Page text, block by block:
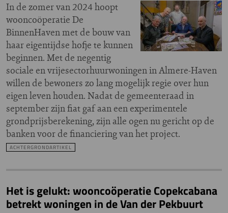
In de zomer van 2024 hoopt
wooncoöperatie De
BinnenHaven met de bouw van
haar eigentijdse hofje te kunnen
beginnen. Met de negentig
sociale en vrijesectorhuurwoningen in Almere-Haven
willen de bewoners zo lang mogelijk regie over hun
eigen leven houden. Nadat de gemeenteraad in
september zijn fiat gaf aan een experimentele
grondprijsberekening, zijn alle ogen nu gericht op de
banken voor de financiering van het project.
ACHTERGRONDARTIKEL
Het is gelukt: wooncoöperatie Copekcabana
betrekt woningen in de Van der Pekbuurt